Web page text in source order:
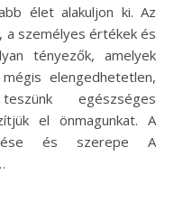
élet alakuljon ki. Az
a személyes értékek és
tényezők, amelyek
elengedhetetlen,
egészséges
el önmagunkat. A
és szerepe A